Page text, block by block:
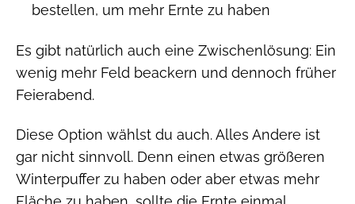
bestellen, um mehr Ernte zu haben
Es gibt natürlich auch eine Zwischenlösung: Ein
wenig mehr Feld beackern und dennoch früher
Feierabend.
Diese Option wählst du auch. Alles Andere ist
gar nicht sinnvoll. Denn einen etwas größeren
Winterpuffer zu haben oder aber etwas mehr